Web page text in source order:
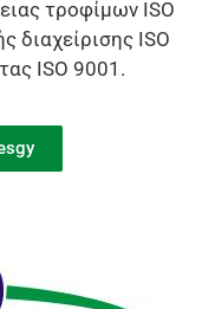
τροφίμων ISO
διαχείρισης ISO
ISO 9001.